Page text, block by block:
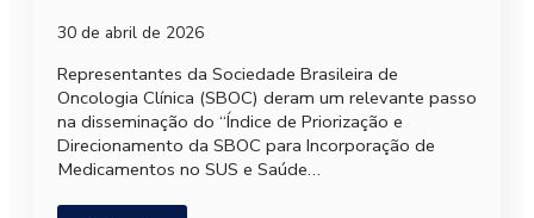
30 de abril de 2026
Representantes da Sociedade Brasileira de
Oncologia Clínica (SBOC) deram um relevante passo
na disseminação do “Índice de Priorização e
Direcionamento da SBOC para Incorporação de
Medicamentos no SUS e Saúde…